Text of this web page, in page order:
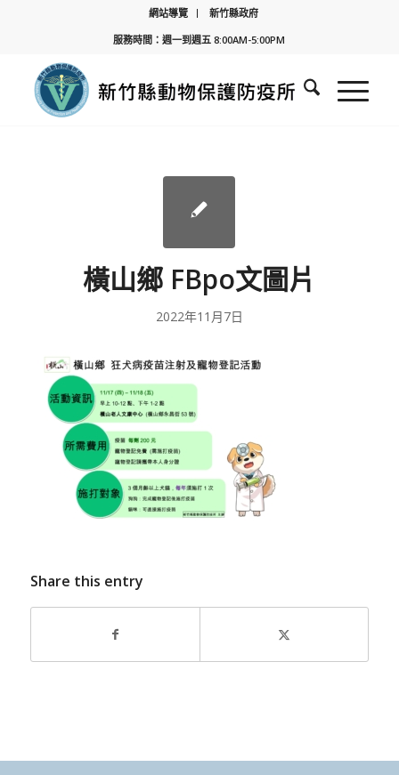
網站導覽
新竹縣政府
服務時間：週一到週五 8:00AM-5:00PM
橫山鄉 FBpo文圖片
2022年11月7日
Share this entry